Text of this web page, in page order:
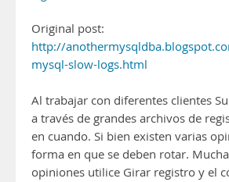
Original post:
http://
mysql-slow-logs.html
Al trabajar con diferentes clientes
a través de grandes archivos de
en cuando. Si bien existen varias
forma en que se deben rotar.
opiniones utilice Girar registro y el